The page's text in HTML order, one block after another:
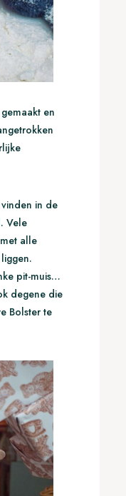
en
in de
Vele
alle
pit-muis…
degene die
Bolster te